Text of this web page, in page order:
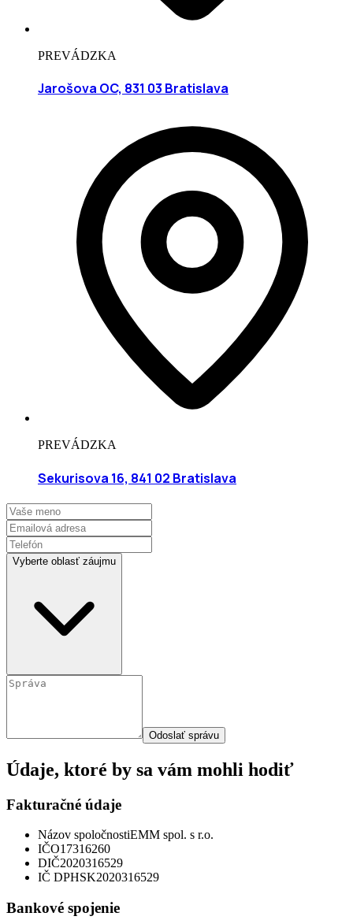
PREVÁDZKA
Jarošova OC, 831 03 Bratislava
PREVÁDZKA
Sekurisova 16, 841 02 Bratislava
Vyberte oblasť záujmu
Odoslať správu
Údaje, ktoré by sa vám mohli hodiť
Fakturačné údaje
Názov spoločnostiEMM spol. s r.o.
IČO17316260
DIČ2020316529
IČ DPHSK2020316529
Bankové spojenie